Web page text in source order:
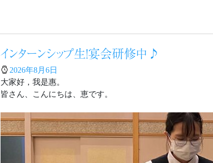
インターンシップ生！宴会研修中♪
2026年8月6日
大家好，我是惠。
皆さん、こんにちは、恵です。